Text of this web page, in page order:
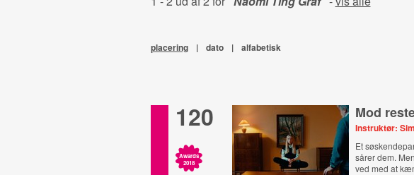
placering | dato | alfabetisk
120
Awards
2018
Mod
Instruktør:
Et
sårer dem.
ved med at